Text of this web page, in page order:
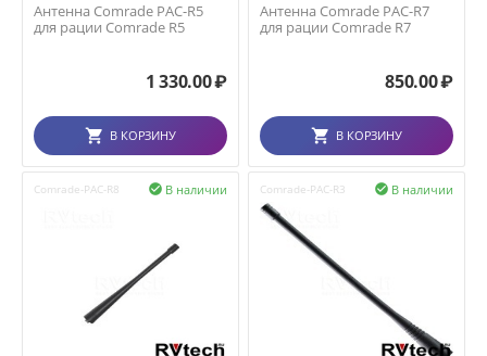
Антенна Comrade PAC-R5
для рации Comrade R5
1 330.00₽
В КОРЗИНУ
Антенна Comrade PAC-R7
для рации Comrade R7
850.00₽
В КОРЗИНУ
Comrade-PAC-R8 В наличии
 Comrade-PAC-R3 В наличии
